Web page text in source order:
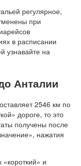
регулярное,
при
в расписании
узнавайте на
Анталии
2546 км по
дороге, то это
получены после
нажатия
и